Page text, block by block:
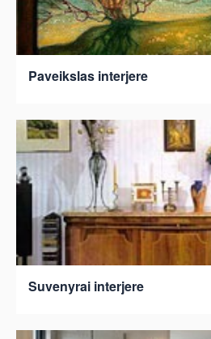
Paveikslas interjere
Suvenyrai interjere